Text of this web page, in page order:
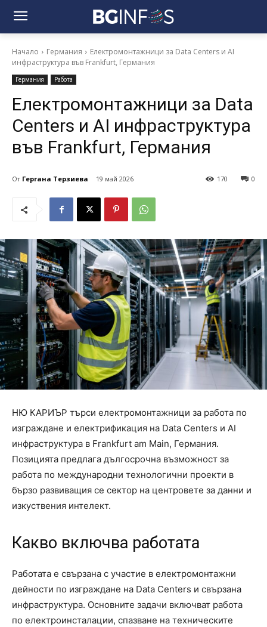
Начало Германия
Електромонтажници за Data Centers и AI
инфраструктура във Frankfurt, Германия
Германия Работа
Електромонтажници за Data
Centers и AI инфраструктура
във Frankfurt, Германия
От Гергана Терзиева 19 май 2026 0
170
НЮ КАРИЪР търси електромонтажници за работа по
изграждане и електрификация на Data Centers и AI
инфраструктура в Frankfurt am Main, Германия.
Позицията предлага дългосрочна възможност за
работа по международни технологични проекти в
бързо развиващия се сектор на центровете за данни и
изкуствения интелект.
Какво включва работата
Работата е свързана с участие в електромонтажни
дейности по изграждане на Data Centers и свързана
инфраструктура. Основните задачи включват работа
по електроинсталации, спазване на техническите